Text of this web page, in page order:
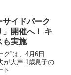
サイドパーク
」開催へ！ キ
も実施
ク”は、4月6日
が大声 1歳息子の
ト